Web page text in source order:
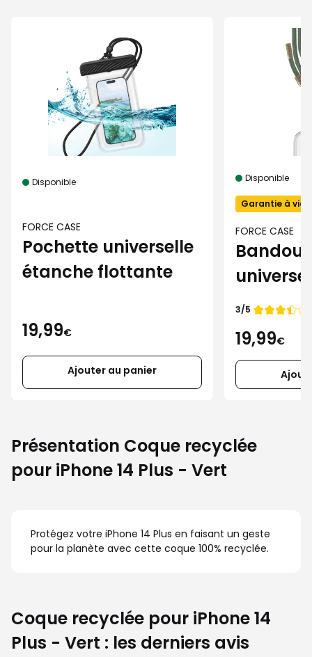
Disponible
FORCE CASE
Pochette universelle
étanche flottante
19,99€
Ajouter au panier
Disponible
Garantie à vie
FORCE CASE
Force
Note de
3/5
19,99€
Présentation Coque recyclée
pour iPhone 14 Plus - Vert
Protégez votre iPhone 14 Plus en faisant un geste
pour la planète avec cette coque 100% recyclée.
Coque recyclée pour iPhone 14
Plus - Vert : les derniers avis